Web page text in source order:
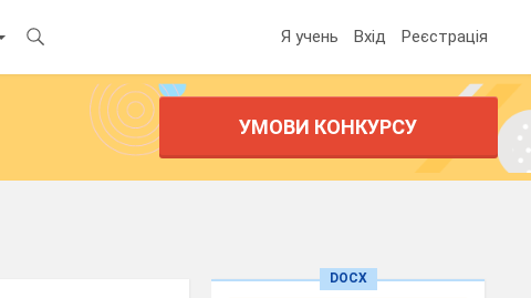
Я учень Вхід Реєстрація
УМОВИ КОНКУРСУ
DOCX